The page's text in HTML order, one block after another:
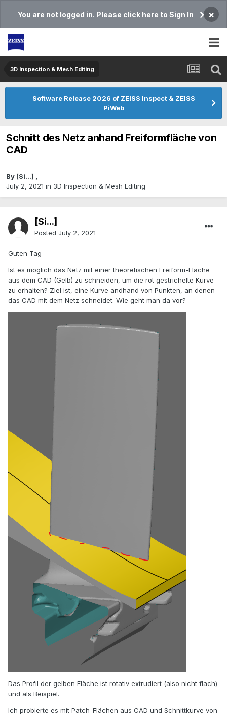
You are not logged in. Please click here to Sign In ×
3D Inspection & Mesh Editing​
Software Release 2026 of ZEISS Inspect & ZEISS
PiWeb
Schnitt des Netz anhand Freiformfläche von
CAD
By [Si...] ,
July 2, 2021 in 3D Inspection & Mesh Editing​
[Si...]
Posted July 2, 2021
Guten Tag
Ist es möglich das Netz mit einer theoretischen Freiform-Fläche
aus dem CAD (Gelb) zu schneiden, um die rot gestrichelte Kurve
zu erhalten? Ziel ist, eine Kurve andhand von Punkten, an denen
das CAD mit dem Netz schneidet. Wie geht man da vor?
Das Profil der gelben Fläche ist rotativ extrudiert (also nicht flach)
und als Beispiel.
Ich probierte es mit Patch-Flächen aus CAD und Schnittkurve von